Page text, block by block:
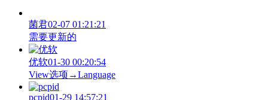
菌君02-07 01:21:21
需要更新的
优软01-30 00:20:54
View‌选项→Language
pcpid01-29 14:57:21